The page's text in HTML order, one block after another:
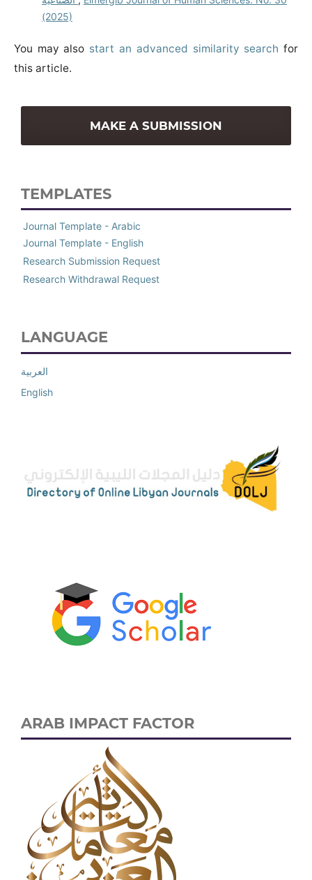
(2025)
You may also start an advanced similarity search for
this article.
MAKE A SUBMISSION
TEMPLATES
Journal Template - Arabic
Journal Template - English
Research Submission Request
Research Withdrawal Request
LANGUAGE
العربية
English
ARAB IMPACT FACTOR